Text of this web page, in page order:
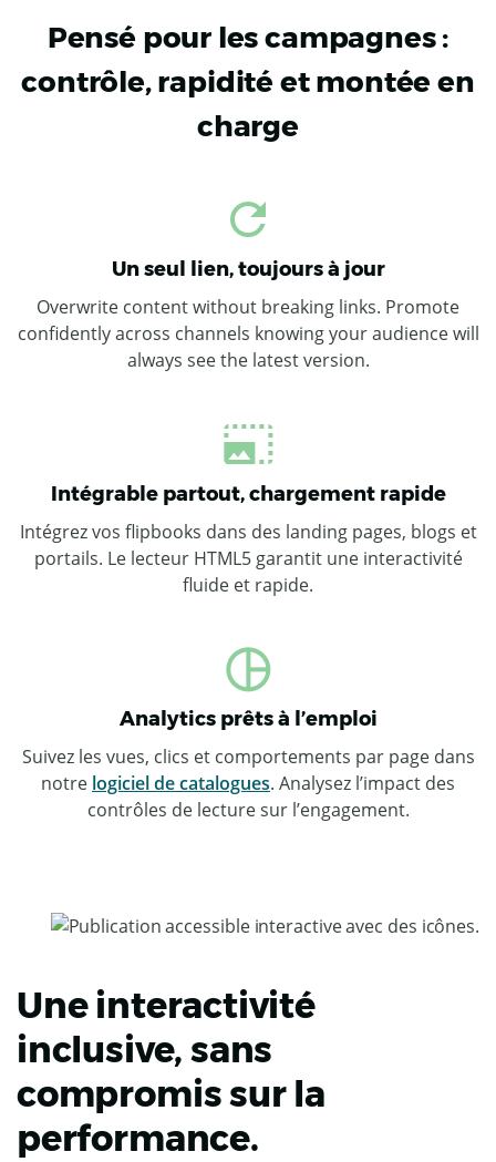
Pensé pour les campagnes :
contrôle, rapidité et montée en
charge
Un seul lien, toujours à jour
Overwrite content without breaking links. Promote
confidently across channels knowing your audience will
always see the latest version.
Intégrable partout, chargement rapide
Intégrez vos flipbooks dans des landing pages, blogs et
portails. Le lecteur HTML5 garantit une interactivité
fluide et rapide.
Analytics prêts à l’emploi
Suivez les vues, clics et comportements par page dans
notre logiciel de catalogues. Analysez l’impact des
contrôles de lecture sur l’engagement.
Une interactivité
inclusive, sans
compromis sur la
performance.